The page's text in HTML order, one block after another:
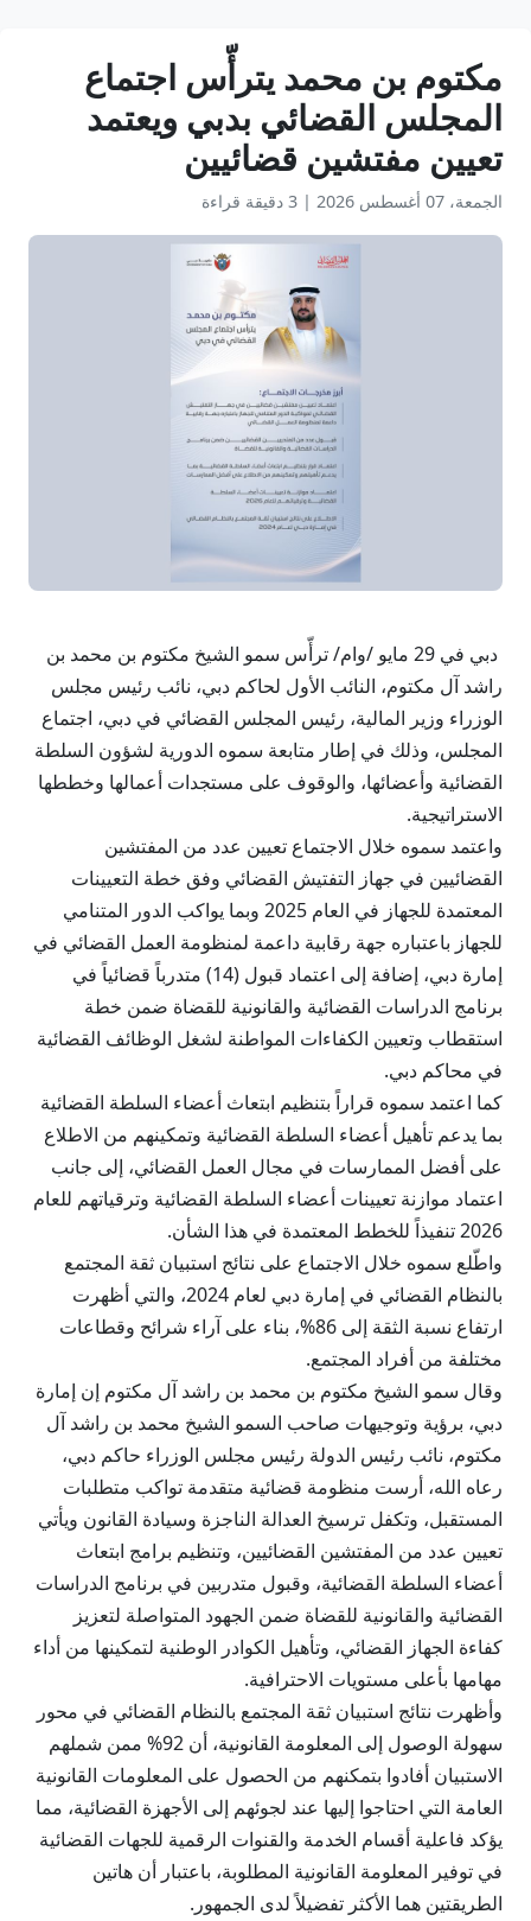
مكتوم بن محمد يترأّس اجتماع
المجلس القضائي بدبي ويعتمد
تعيين مفتشين قضائيين
الجمعة، 07 أغسطس 2026 | 3 دقيقة قراءة
دبي في 29 مايو /وام/ ترأّس سمو الشيخ مكتوم بن محمد بن
راشد آل مكتوم، النائب الأول لحاكم دبي، نائب رئيس مجلس
الوزراء وزير المالية، رئيس المجلس القضائي في دبي، اجتماع
المجلس، وذلك في إطار متابعة سموه الدورية لشؤون السلطة
القضائية وأعضائها، والوقوف على مستجدات أعمالها وخططها
الاستراتيجية.
واعتمد سموه خلال الاجتماع تعيين عدد من المفتشين
القضائيين في جهاز التفتيش القضائي وفق خطة التعيينات
المعتمدة للجهاز في العام 2025 وبما يواكب الدور المتنامي
للجهاز باعتباره جهة رقابية داعمة لمنظومة العمل القضائي في
إمارة دبي، إضافة إلى اعتماد قبول (14) متدرباً قضائياً في
برنامج الدراسات القضائية والقانونية للقضاة ضمن خطة
استقطاب وتعيين الكفاءات المواطنة لشغل الوظائف القضائية
في محاكم دبي.
كما اعتمد سموه قراراً بتنظيم ابتعاث أعضاء السلطة القضائية
بما يدعم تأهيل أعضاء السلطة القضائية وتمكينهم من الاطلاع
على أفضل الممارسات في مجال العمل القضائي، إلى جانب
اعتماد موازنة تعيينات أعضاء السلطة القضائية وترقياتهم للعام
2026 تنفيذاً للخطط المعتمدة في هذا الشأن.
واطّلع سموه خلال الاجتماع على نتائج استبيان ثقة المجتمع
بالنظام القضائي في إمارة دبي لعام 2024، والتي أظهرت
ارتفاع نسبة الثقة إلى 86%، بناء على آراء شرائح وقطاعات
مختلفة من أفراد المجتمع.
وقال سمو الشيخ مكتوم بن محمد بن راشد آل مكتوم إن إمارة
دبي، برؤية وتوجيهات صاحب السمو الشيخ محمد بن راشد آل
مكتوم، نائب رئيس الدولة رئيس مجلس الوزراء حاكم دبي،
رعاه الله، أرست منظومة قضائية متقدمة تواكب متطلبات
المستقبل، وتكفل ترسيخ العدالة الناجزة وسيادة القانون ويأتي
تعيين عدد من المفتشين القضائيين، وتنظيم برامج ابتعاث
أعضاء السلطة القضائية، وقبول متدربين في برنامج الدراسات
القضائية والقانونية للقضاة ضمن الجهود المتواصلة لتعزيز
كفاءة الجهاز القضائي، وتأهيل الكوادر الوطنية لتمكينها من أداء
مهامها بأعلى مستويات الاحترافية.
وأظهرت نتائج استبيان ثقة المجتمع بالنظام القضائي في محور
سهولة الوصول إلى المعلومة القانونية، أن 92% ممن شملهم
الاستبيان أفادوا بتمكنهم من الحصول على المعلومات القانونية
العامة التي احتاجوا إليها عند لجوئهم إلى الأجهزة القضائية، مما
يؤكد فاعلية أقسام الخدمة والقنوات الرقمية للجهات القضائية
في توفير المعلومة القانونية المطلوبة، باعتبار أن هاتين
الطريقتين هما الأكثر تفضيلاً لدى الجمهور.